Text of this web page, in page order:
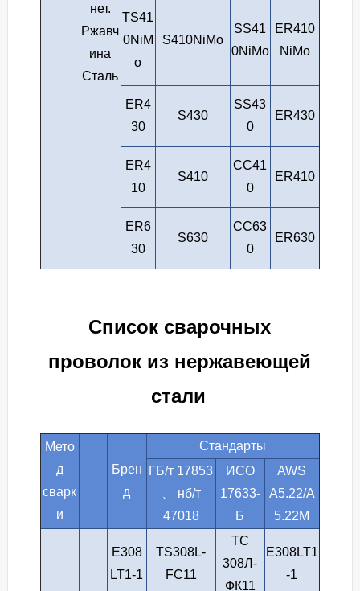
нет.
Ржавч
ина
Сталь
TS41
0NiM
o
S410NiMo
SS41
0NiMo
ER410
NiMo
ER4
30
S430
SS43
0
ER430
ER4
10
S410
СС41
0
ER410
ER6
30
S630
СС63
0
ER630
Список сварочных
проволок из нержавеющей
стали
Мето
д
сварк
и
Брен
д
Стандарты
ГБ/т 17853
、 нб/т
47018
ИСО
17633-
Б
AWS
A5.22/A
5.22M
E308
LT1-1
TS308L-
FC11
ТС
308Л-
ФК11
E308LT1
-1